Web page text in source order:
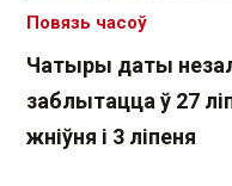
Чатыры даты
заблытацца ў 27
жніўня і 3 ліпеня
Повязь часоў